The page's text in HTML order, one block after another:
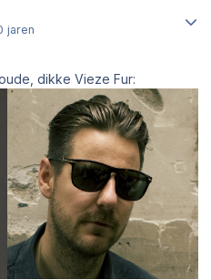
jaren
dikke Vieze Fur: